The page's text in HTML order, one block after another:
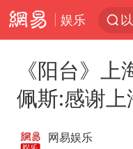
娱乐
《阳台》
佩斯:感谢上
网易娱乐